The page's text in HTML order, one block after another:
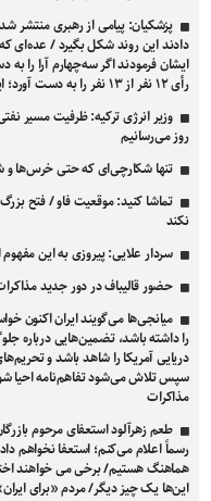
پزشکیان: پیامی از رهبری منتشر
دادند این روند شکل بگیرد / عده‌ای
ایشان فرمودند اگر سه‌چهارم آرا را
رأی ۱۲ نفر از ۱۳ نفر را به دست آورد؛ این یعنی نظر کارشناسی را پذیرفتند
روز می‌رسانیم
تنها شکارچی‌ای که حتی خرس‌ها و
تماشا کنید: موقعیت فاو / فتح
نکند
سردار علایی: پیروزی به این
حضور قالیباف در دور جدید
میانجی‌ها می‌گویند ایران اکنون
را داشته باشد، تضمین‌هایی درباره
دریایی آمریکا را شاهد باشد و
سپس تلاش می‌شود تفاهم‌نامه احیا
مذاکرات
طعم زهرآلود استعفای مرحوم
رسماً اعلام می‌کنم؛ استعفا نخواهم
هماهنگ هستیم/ برخی می خواهند
این‌ها یک چیز دیگر/ مردم «برای